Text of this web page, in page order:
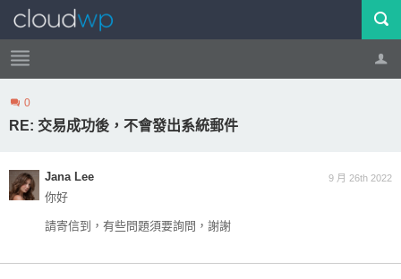
帳號 登出
0
RE: 交易成功後，不會發出系統郵件
9 月 26th 2022
Jana Lee
你好
請寄信到，有些問題須要詢問，謝謝